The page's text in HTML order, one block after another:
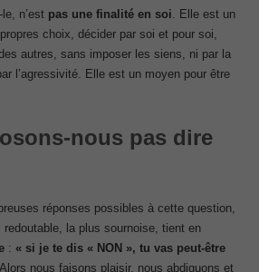
le, n’est pas une finalité en soi . Elle est un
choix, décider par soi et pour soi,
autres, sans imposer les siens, ni par la
l’agressivité. Elle est un moyen pour être
nous pas dire
réponses possibles à cette question,
la plus sournoise, tient en
: « si je te dis « NON », tu vas peut-être
Alors nous faisons plaisir, nous abdiquons et